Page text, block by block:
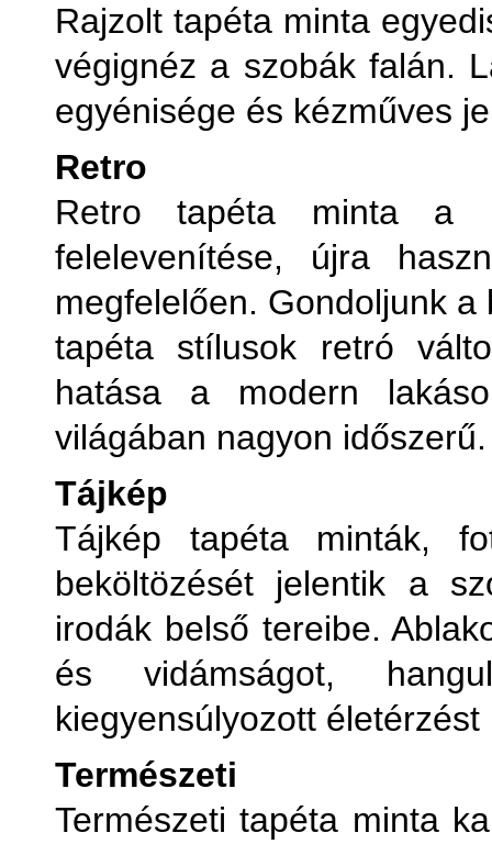
Rajzolt tapéta minta
végignéz a szobák falán.
egyénisége és kézműves
Retro
Retro tapéta minta a
felelevenítése, újra
megfelelően. Gondoljunk
tapéta stílusok retró
hatása a modern
világában nagyon időszerű.
Tájkép
Tájkép tapéta minták,
beköltözését jelentik a
irodák belső tereibe.
és vidámságot,
kiegyensúlyozott
Természeti
Természeti tapéta minta